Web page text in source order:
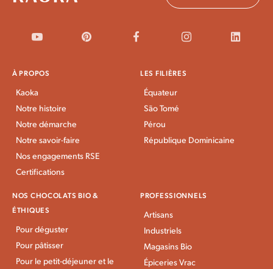
À PROPOS
Kaoka
Notre histoire
Notre démarche
Notre savoir-faire
Nos engagements RSE
Certifications
LES FILIÈRES
Équateur
São Tomé
Pérou
République Dominicaine
NOS CHOCOLATS BIO &
ÉTHIQUES
Pour déguster
Pour pâtisser
Pour le petit-déjeuner et le
PROFESSIONNELS
Artisans
Industriels
Magasins Bio
Épiceries Vrac